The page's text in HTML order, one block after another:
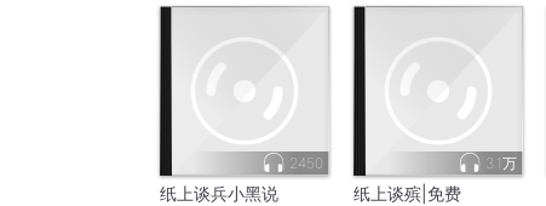
2450
纸上谈兵小黑说
3.1万
纸上谈殡|免费